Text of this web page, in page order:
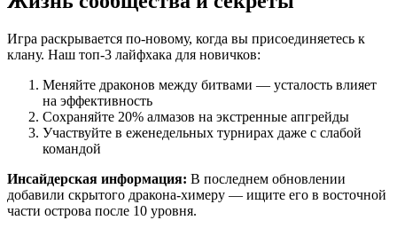
Игра раскрывается по-новому, когда вы присоединяетесь к
клану. Наш топ-3 лайфхака для новичков:
Меняйте драконов между битвами — усталость влияет
на эффективность
Сохраняйте 20% алмазов на экстренные апгрейды
Участвуйте в еженедельных турнирах даже с слабой
командой
Инсайдерская информация: В последнем обновлении
добавили скрытого дракона-химеру — ищите его в восточной
части острова после 10 уровня.